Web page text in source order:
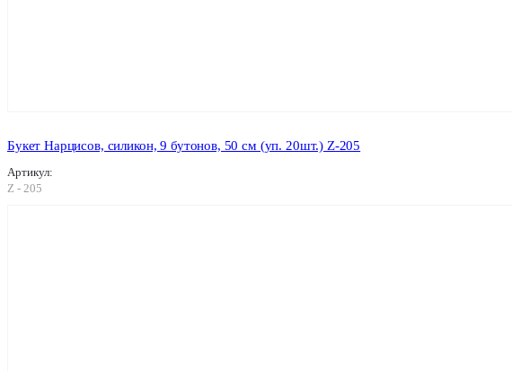
Букет Нарцисов, силикон, 9 бутонов, 50 см (уп. 20шт.) Z-205
Артикул:
Z - 205